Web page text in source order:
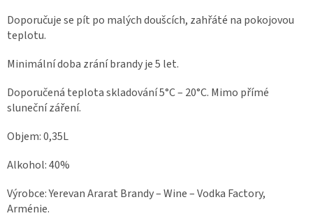
Doporučuje se pít po malých doušcích, zahřáté na pokojovou
teplotu.
Minimální doba zrání brandy je 5 let.
Doporučená teplota skladování 5°C – 20°C. Mimo přímé
sluneční záření.
Objem: 0,35L
Alkohol: 40%
Výrobce: Yerevan Ararat Brandy – Wine – Vodka Factory,
Arménie.